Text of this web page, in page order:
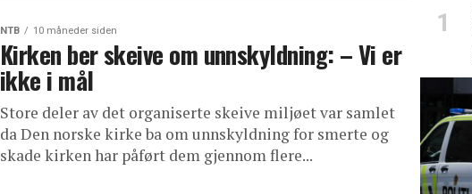
NTB 10 måneder siden
Kirken ber skeive om unnskyldning: – Vi er
ikke i mål
Store deler av det organiserte skeive miljøet var samlet
da Den norske kirke ba om unnskyldning for smerte og
skade kirken har påført dem gjennom flere...